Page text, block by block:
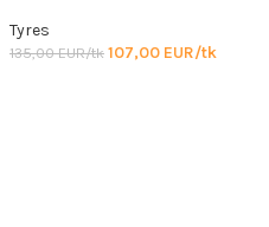
Tyres
135,00EUR/tk 107,00 EUR/tk